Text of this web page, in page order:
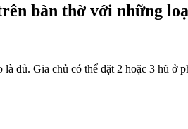
bàn thờ với những
đủ. Gia chủ có thể đặt 2 hoặc 3 hũ